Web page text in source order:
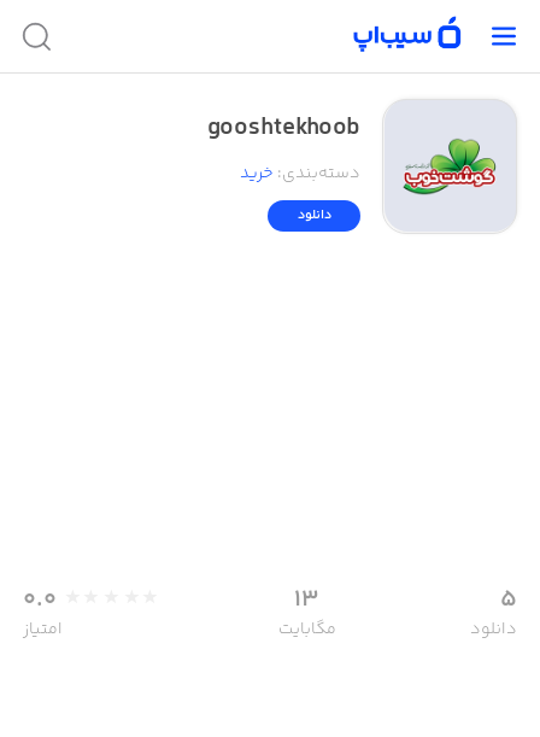
gooshtekhoob
دسته‌بندی: خرید
دانلود
5
دانلود
13
مگابایت
0.0
امتیاز